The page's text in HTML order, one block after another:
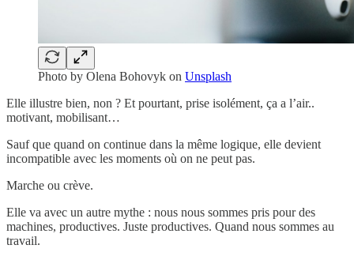
Photo by Olena Bohovyk on Unsplash
Elle illustre bien, non ? Et pourtant, prise isolément, ça a l’air..
motivant, mobilisant…
Sauf que quand on continue dans la même logique, elle devient
incompatible avec les moments où on ne peut pas.
Marche ou crève.
Elle va avec un autre mythe : nous nous sommes pris pour des
machines, productives. Juste productives. Quand nous sommes au
travail.